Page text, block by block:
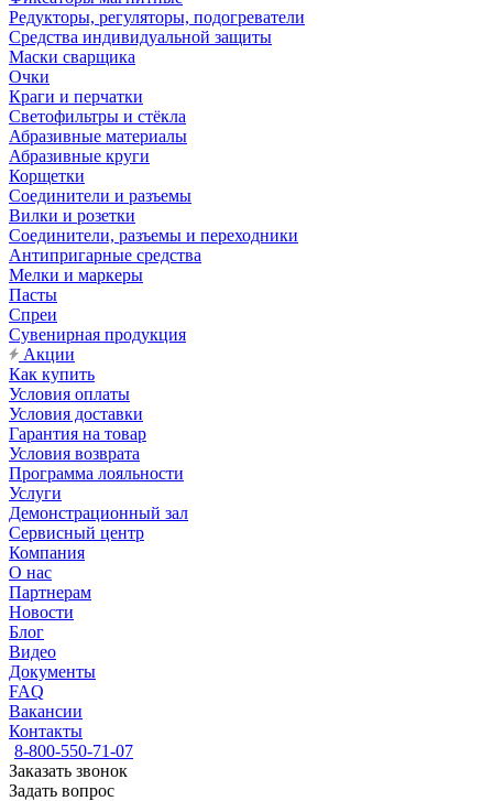
Редукторы, регуляторы, подогреватели
Средства индивидуальной защиты
Маски сварщика
Очки
Краги и перчатки
Светофильтры и стёкла
Абразивные материалы
Абразивные круги
Корщетки
Соединители и разъемы
Вилки и розетки
Соединители, разъемы и переходники
Антипригарные средства
Мелки и маркеры
Пасты
Спреи
Сувенирная продукция
Акции
Как купить
Условия оплаты
Условия доставки
Гарантия на товар
Условия возврата
Программа лояльности
Услуги
Демонстрационный зал
Сервисный центр
Компания
О нас
Партнерам
Новости
Блог
Видео
Документы
FAQ
Вакансии
Контакты
8-800-550-71-07
Заказать звонок
Задать вопрос